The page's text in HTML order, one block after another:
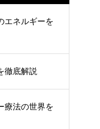
エネルギーを
徹底解説
療法の世界を